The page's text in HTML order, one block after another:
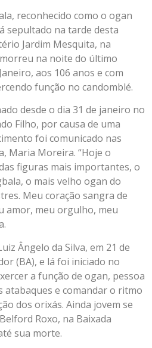
reconhecido como o ogan
sepultado na tarde desta
Jardim Mesquita, na
na noite do último
aos 106 anos e com
função no candomblé.
desde o dia 31 de janeiro no
Filho, por causa de uma
foi comunicado nas
Maria Moreira. “Hoje o
figuras mais importantes, o
o mais velho ogan do
Meu coração sangra de
amor, meu orgulho, meu
Ângelo da Silva, em 21 de
(BA), e lá foi iniciado no
a função de ogan, pessoa
atabaques e comandar o ritmo
dos orixás. Ainda jovem se
Roxo, na Baixada
sua morte.